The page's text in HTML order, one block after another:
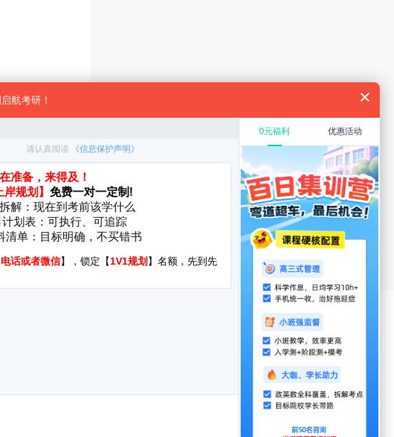
报录比
考研规划
经验分享 考研复试
考研调剂
28考研
南开大学 厦门大学 华中科技大学 启航分校
咨询地址:北京市海淀区万泉河路68号紫金大厦11层